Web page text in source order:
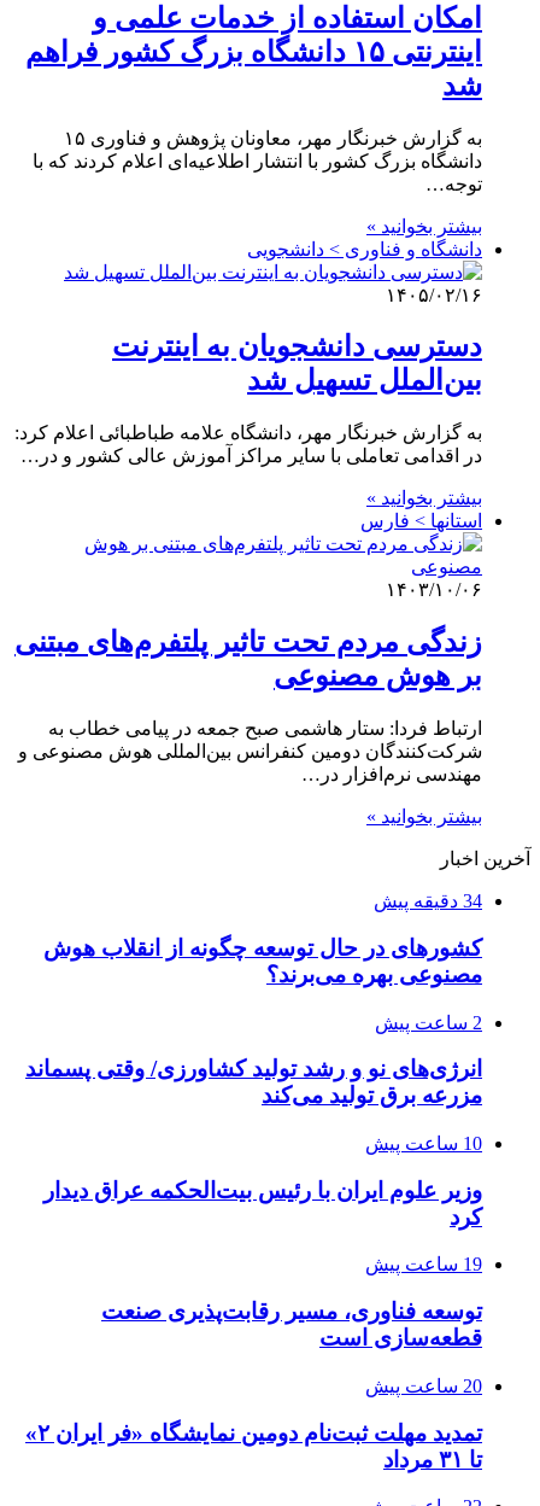
امکان استفاده از خدمات علمی و
اینترنتی ۱۵ دانشگاه بزرگ کشور فراهم
شد
به گزارش خبرنگار مهر، معاونان پژوهش و فناوری ۱۵
دانشگاه بزرگ کشور با انتشار اطلاعیه‌ای اعلام کردند که با
توجه…
بیشتر بخوانید »
دانشگاه و فناوری > دانشجویی
۱۴۰۵/۰۲/۱۶
دسترسی دانشجویان به اینترنت
بین‌الملل تسهیل شد
به گزارش خبرنگار مهر، دانشگاه علامه طباطبائی اعلام کرد:
در اقدامی تعاملی با سایر مراکز آموزش عالی کشور و در…
بیشتر بخوانید »
استانها > فارس
۱۴۰۳/۱۰/۰۶
زندگی مردم تحت تاثیر پلتفرم‌های مبتنی
بر هوش مصنوعی
ارتباط فردا: ستار هاشمی صبح جمعه در پیامی خطاب به
شرکت‌کنندگان دومین کنفرانس بین‌المللی هوش مصنوعی و
مهندسی نرم‌افزار در…
بیشتر بخوانید »
آخرین اخبار
34 دقیقه پیش
کشورهای در حال توسعه چگونه از انقلاب هوش
مصنوعی بهره می‌برند؟
2 ساعت پیش
انرژی‌های نو و رشد تولید کشاورزی/ وقتی پسماند
مزرعه‌ برق تولید می‌کند
10 ساعت پیش
وزیر علوم ایران با رئیس بیت‌الحکمه عراق دیدار
کرد
19 ساعت پیش
توسعه فناوری، مسیر رقابت‌پذیری صنعت
قطعه‌سازی است
20 ساعت پیش
تمدید مهلت ثبت‌نام دومین نمایشگاه «فر ایران ۲»
تا ۳۱ مرداد